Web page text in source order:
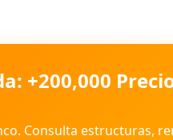
+200,000
Consulta estructuras,